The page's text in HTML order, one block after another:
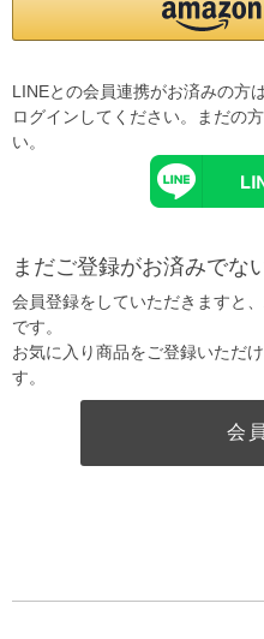
LINEとの会員連携がお済みの方
ログインしてください。まだの方
い。
まだご登録がお済みでな
会員登録をしていただきますと
です。
お気に入り商品をご登録いただ
す。
会